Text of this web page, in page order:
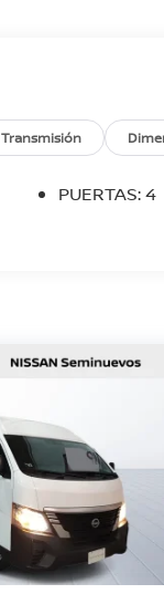
Transmisión
PUERTAS: 4